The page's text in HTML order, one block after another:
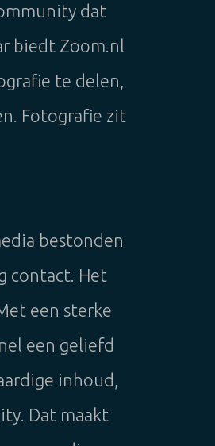
dat
biedt Zoom.nl
te delen,
Fotografie zit
bestonden
contact. Het
een sterke
een geliefd
inhoud,
Dat maakt